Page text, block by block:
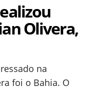
Olivera,
na
foi o Bahia. O